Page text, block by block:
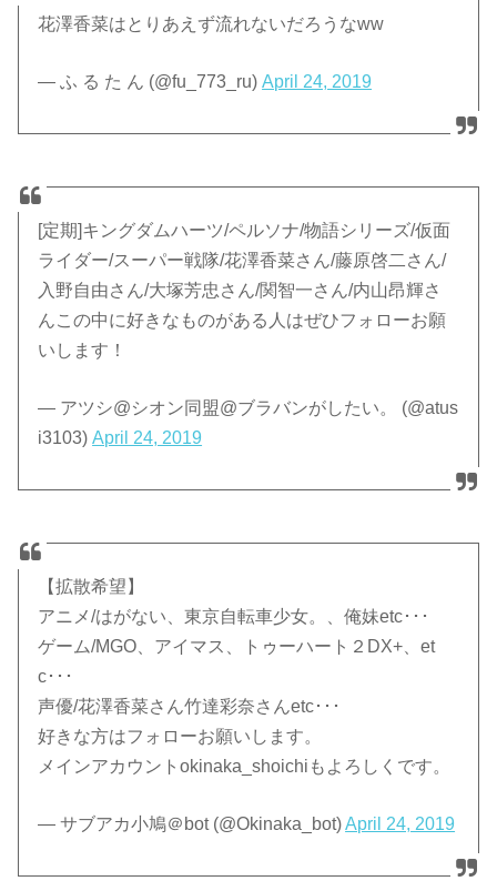
花澤香菜はとりあえず流れないだろうなww
— ふ る た ん (@fu_773_ru)April 24, 2019
[定期]キングダムハーツ/ペルソナ/物語シリーズ/仮面
ライダー/スーパー戦隊/花澤香菜さん/藤原啓二さん/
入野自由さん/大塚芳忠さん/関智一さん/内山昂輝さ
んこの中に好きなものがある人はぜひフォローお願
いします！
— アツシ@シオン同盟@ブラバンがしたい。 (@atus
i3103)April 24, 2019
【拡散希望】
アニメ/はがない、東京自転車少女。、俺妹etc･･･
ゲーム/MGO、アイマス、トゥーハート２DX+、et
c･･･
声優/花澤香菜さん竹達彩奈さんetc･･･
好きな方はフォローお願いします。
メインアカウントokinaka_shoichiもよろしくです。
— サブアカ小鳩＠bot (@Okinaka_bot)April 24, 2019